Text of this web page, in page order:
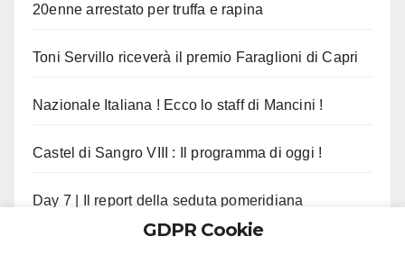
20enne arrestato per truffa e rapina
Toni Servillo riceverà il premio Faraglioni di Capri
Nazionale Italiana ! Ecco lo staff di Mancini !
Castel di Sangro VIII : Il programma di oggi !
Day 7 | Il report della seduta pomeridiana
GDPR Cookie